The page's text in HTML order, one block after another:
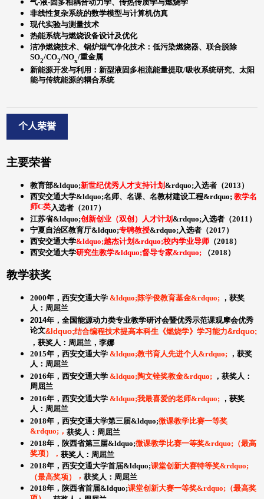
个人荣誉